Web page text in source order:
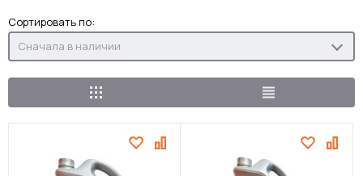
Сортировать по:
Сначала в наличии